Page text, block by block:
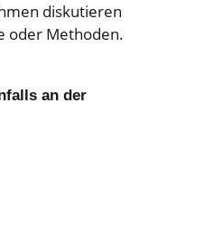
diskutieren
oder Methoden.
an der